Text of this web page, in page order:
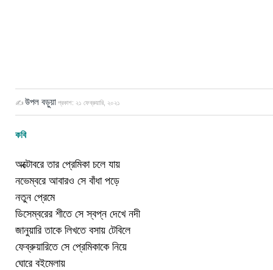
✍ উপল বড়ুয়া প্রকাশ: ২১ ফেব্রুয়ারি, ২০২১
কবি
অক্টোবরে তার প্রেমিকা চলে যায়
নভেম্বরে আবারও সে বাঁধা পড়ে
নতুন প্রেমে
ডিসেম্বরের শীতে সে স্বপ্ন দেখে নদী
জানুয়ারি তাকে লিখতে বসায় টেবিলে
ফেব্রুয়ারিতে সে প্রেমিকাকে নিয়ে
ঘোরে বইমেলায়